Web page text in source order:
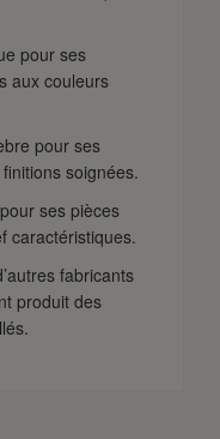
pour ses
aux couleurs
pour ses
soignées.
ses pièces
caractéristiques.
fabricants
produit des